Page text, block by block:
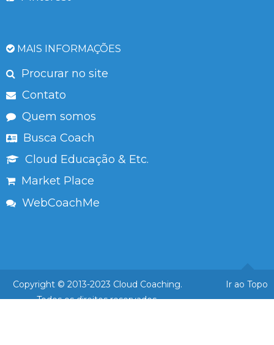
MAIS INFORMAÇÕES
Procurar no site
Contato
Quem somos
Busca Coach
Cloud Educação & Etc.
Market Place
WebCoachMe
Ir ao Topo
Copyright © 2013-2023 Cloud Coaching.
Todos os direitos reservados.